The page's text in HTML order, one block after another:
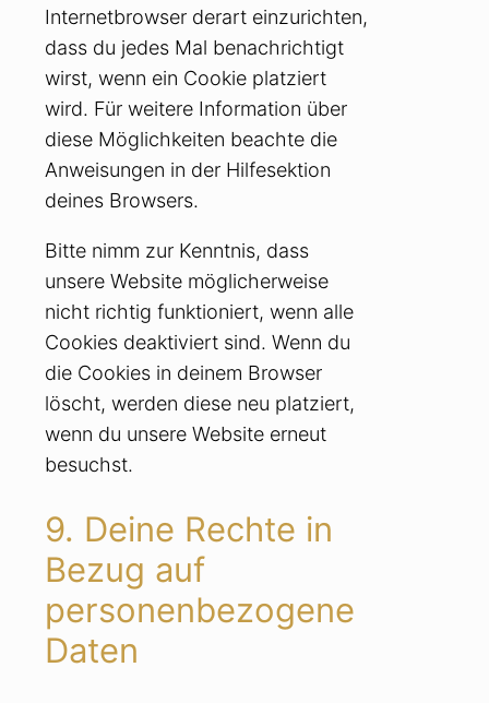
Internetbrowser derart einzurichten,
dass du jedes Mal benachrichtigt
wirst, wenn ein Cookie platziert
wird. Für weitere Information über
diese Möglichkeiten beachte die
Anweisungen in der Hilfesektion
deines Browsers.
Bitte nimm zur Kenntnis, dass
unsere Website möglicherweise
nicht richtig funktioniert, wenn alle
Cookies deaktiviert sind. Wenn du
die Cookies in deinem Browser
löscht, werden diese neu platziert,
wenn du unsere Website erneut
besuchst.
9. Deine Rechte in
Bezug auf
personenbezogene
Daten